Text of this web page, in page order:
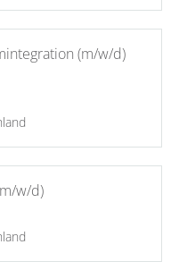
(m/w/d)
w/d)